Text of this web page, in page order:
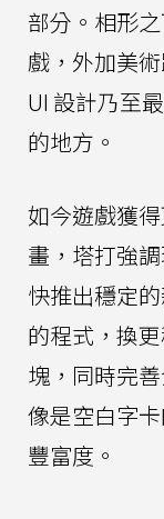
部分。相形
戲，外加美
UI 設計乃至
的地方。
如今遊戲獲
畫，塔打強
快推出穩定
的程式，換
塊，同時完
像是空白字
豐富度。